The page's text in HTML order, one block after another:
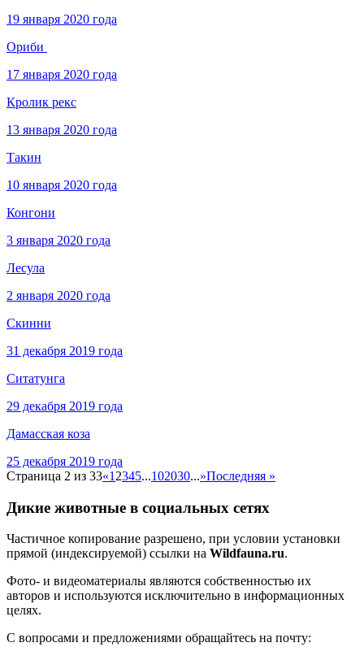
19 января 2020 года
Ориби
17 января 2020 года
Кролик рекс
13 января 2020 года
Такин
10 января 2020 года
Конгони
3 января 2020 года
Лесула
2 января 2020 года
Скинни
31 декабря 2019 года
Ситатунга
29 декабря 2019 года
Дамасская коза
25 декабря 2019 года
Страница 2 из 33«1 2345...102030...»Последняя »
Дикие животные в социальных сетях
Частичное копирование разрешено, при условии установки
прямой (индексируемой) ссылки на Wildfauna.ru.
Фото- и видеоматериалы являются собственностью их
авторов и используются исключительно в информационных
целях.
С вопросами и предложениями обращайтесь на почту: